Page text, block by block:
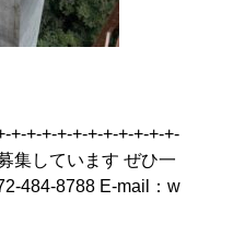
+-+-+-+-+-+-+-+-+-+-+-
集しています ぜひ一
484-8788 E-mail：w